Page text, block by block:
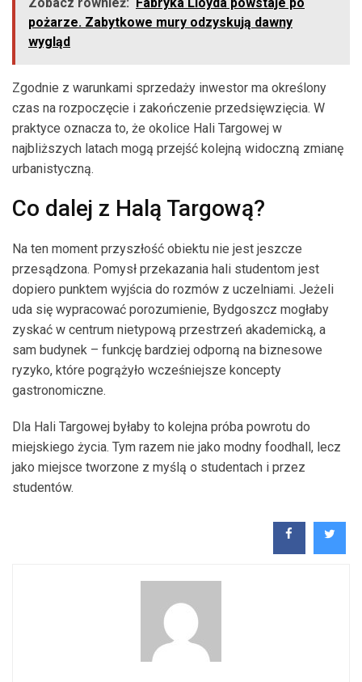
pożarze. Zabytkowe mury odzyskują dawny
wygląd
Zgodnie z warunkami sprzedaży inwestor ma określony
czas na rozpoczęcie i zakończenie przedsięwzięcia. W
praktyce oznacza to, że okolice Hali Targowej w
najbliższych latach mogą przejść kolejną widoczną zmianę
urbanistyczną.
Co dalej z Halą Targową?
Na ten moment przyszłość obiektu nie jest jeszcze
przesądzona. Pomysł przekazania hali studentom jest
dopiero punktem wyjścia do rozmów z uczelniami. Jeżeli
uda się wypracować porozumienie, Bydgoszcz mogłaby
zyskać w centrum nietypową przestrzeń akademicką, a
sam budynek – funkcję bardziej odporną na biznesowe
ryzyko, które pogrążyło wcześniejsze koncepty
gastronomiczne.
Dla Hali Targowej byłaby to kolejna próba powrotu do
miejskiego życia. Tym razem nie jako modny foodhall, lecz
jako miejsce tworzone z myślą o studentach i przez
studentów.